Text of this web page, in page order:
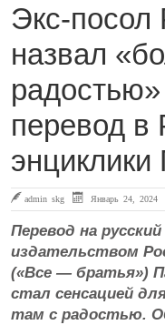
Экс-
назвал
перевод в
admin skg Январь 24, 2024
Перевод на
издательством
(«Все — братья»)
стал сенсацией
там с радостью.